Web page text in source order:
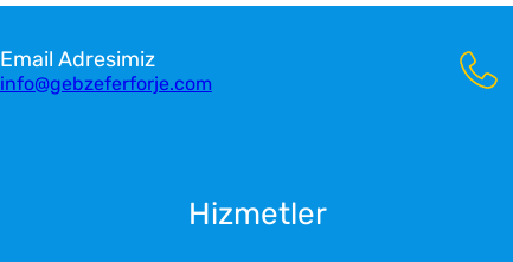
Email Adresimiz
info@gebzeferforje.com
Hizmetler